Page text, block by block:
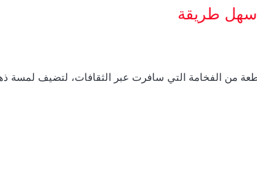
طريقة
من الفخامة التي سافرت عبر الثقافات، لتضيف لمسة